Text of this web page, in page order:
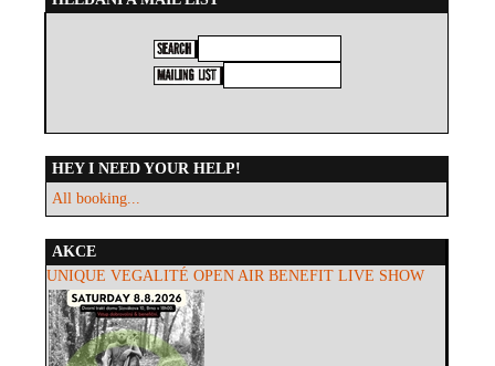
HEY I NEED YOUR HELP!
All booking...
AKCE
UNIQUE VEGALITÉ OPEN AIR BENEFIT LIVE SHOW